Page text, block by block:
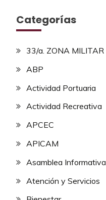
Categorías
33/a. ZONA MILITAR
ABP
Actividad Portuaria
Actividad Recreativa
APCEC
APICAM
Asamblea Informativa
Atención y Servicios